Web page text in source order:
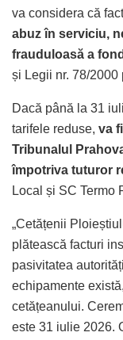
va considera că
abuz în serviciu,
frauduloasă a
și Legii nr. 78/2000
Dacă până la 31
tarifele reduse, va
Tribunalul
împotriva tuturor
Local și SC Termo
„Cetățenii
plătească facturi
pasivitatea
echipamente
cetățeanului.
este 31 iulie 2026.